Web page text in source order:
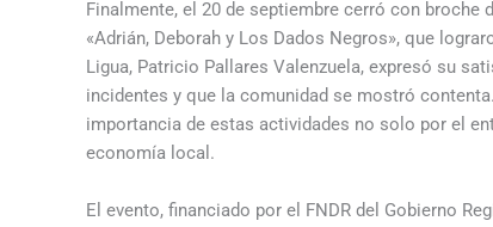
Finalmente, el 20 de septiembre cerró con broche
«Adrián, Deborah y Los Dados Negros», que
Ligua, Patricio Pallares Valenzuela, expresó su
incidentes y que la comunidad se mostró
importancia de estas actividades no solo por el
economía local.
El evento, financiado por el FNDR del Gobierno